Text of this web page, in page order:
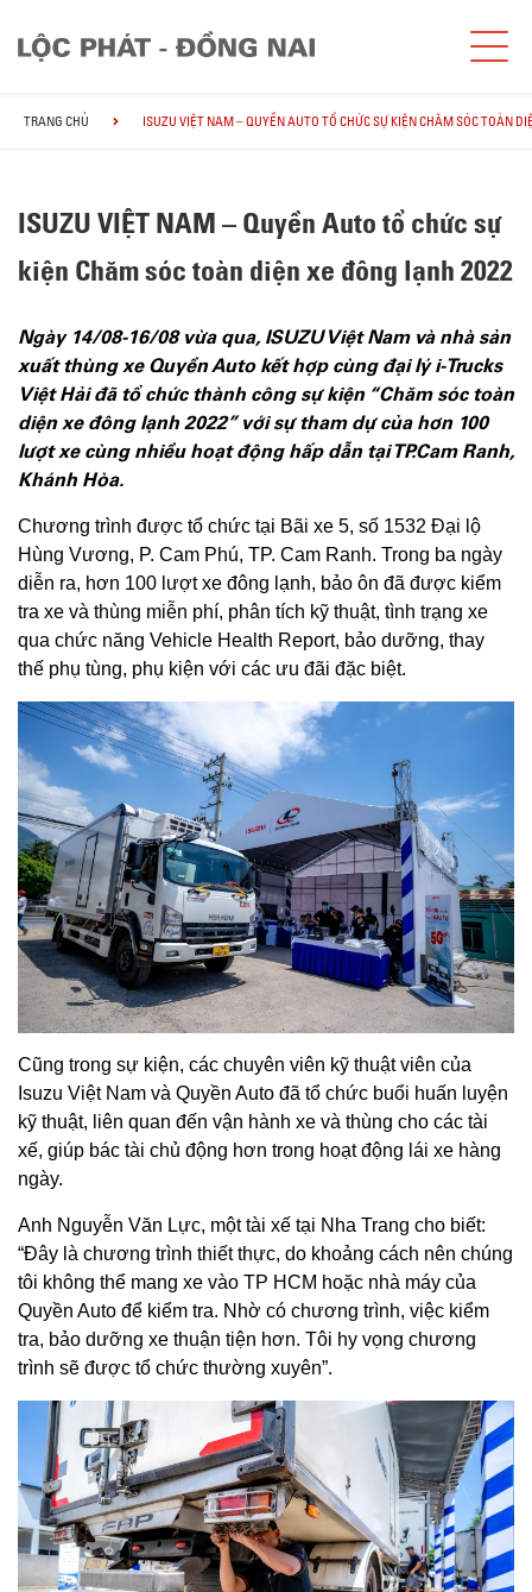
TRANG CHỦ ISUZU VIỆT NAM – QUYỀN AUTO TỔ CHỨC SỰ KIỆN CHĂM SÓC TOÀN
ISUZU VIỆT NAM – Quyền Auto tổ chức sự
kiện Chăm sóc toàn diện xe đông lạnh 2022
Ngày 14/08-16/08 vừa qua, ISUZU Việt Nam và nhà sản
xuất thùng xe Quyền Auto kết hợp cùng đại lý i-Trucks
Việt Hảiđã tổ chức thành công sự kiện “Chăm sóc toàn
diện xe đông lạnh 2022” với sự tham dự của hơn 100
lượt xe cùng nhiều hoạt động hấp dẫn tại TP.Cam Ranh,
Khánh Hòa.
Chương trình được tổ chức tại Bãi xe 5, số 1532 Đại lộ
Hùng Vương, P. Cam Phú, TP. Cam Ranh. Trong ba ngày
diễn ra, hơn 100 lượt xe đông lạnh, bảo ôn đã được kiểm
tra xe và thùng miễn phí, phân tích kỹ thuật, tình trạng xe
qua chức năng Vehicle Health Report, bảo dưỡng, thay
thế phụ tùng, phụ kiện với các ưu đãi đặc biệt.
Cũng trong sự kiện, các chuyên viên kỹ thuật viên của
Isuzu Việt Nam và Quyền Auto đã tổ chức buổi huấn luyện
kỹ thuật, liên quan đến vận hành xe và thùng cho các tài
xế, giúp bác tài chủ động hơn trong hoạt động lái xe hàng
ngày.
Anh Nguyễn Văn Lực, một tài xế tại Nha Trang cho biết:
“Đây là chương trình thiết thực, do khoảng cách nên chúng
tôi không thể mang xe vào TP HCM hoặc nhà máy của
Quyền Auto để kiểm tra. Nhờ có chương trình, việc kiểm
tra, bảo dưỡng xe thuận tiện hơn. Tôi hy vọng chương
trình sẽ được tổ chức thường xuyên”.